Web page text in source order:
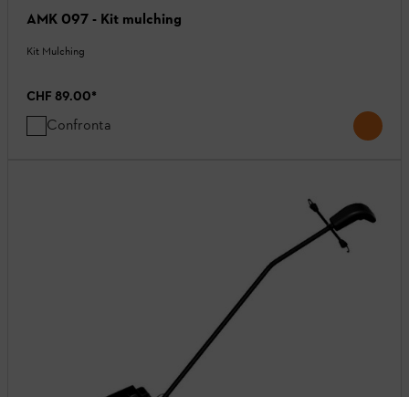
AMK 097 - Kit mulching
Kit Mulching
CHF 89.00*
Confronta